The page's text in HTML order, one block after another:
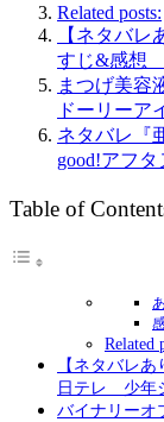
Related posts:
【ネタバ
すじ&感想
まつげ美容
ドーリーア
ネタバレ『
good!アフ
Table of
Related
【ネタバレ
日テレ 少年
バイナリーオ